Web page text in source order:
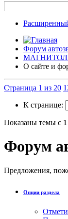
Форум
О сайте и
Страница 1 из 20 1
К странице:
Показаны темы с
Форум
Предложения,
Опции раздела